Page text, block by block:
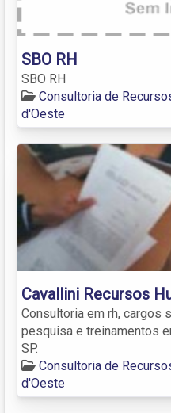
SBO RH
SBO RH
Consultoria de
d'Oeste
Cavallini Recursos
Consultoria em rh, cargos
pesquisa e treinamentos
SP.
Consultoria de
d'Oeste